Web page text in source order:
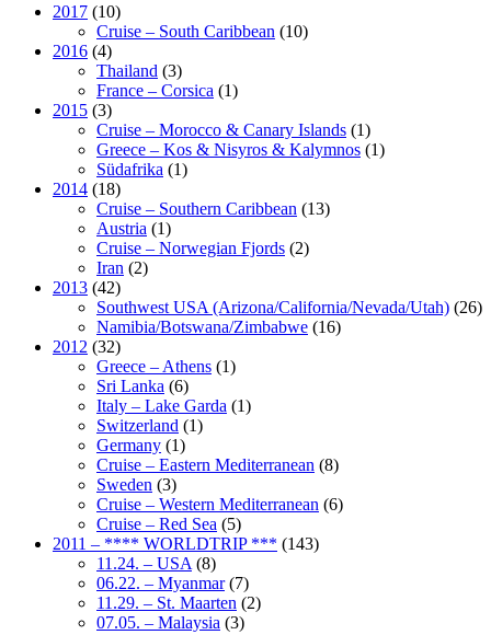
2017 (10)
Cruise – South Caribbean (10)
2016 (4)
Thailand (3)
France – Corsica (1)
2015 (3)
Cruise – Morocco & Canary Islands (1)
Greece – Kos & Nisyros & Kalymnos (1)
Südafrika (1)
2014 (18)
Cruise – Southern Caribbean (13)
Austria (1)
Cruise – Norwegian Fjords (2)
Iran (2)
2013 (42)
Southwest USA (Arizona/California/Nevada/Utah) (26)
Namibia/Botswana/Zimbabwe (16)
2012 (32)
Greece – Athens (1)
Sri Lanka (6)
Italy – Lake Garda (1)
Switzerland (1)
Germany (1)
Cruise – Eastern Mediterranean (8)
Sweden (3)
Cruise – Western Mediterranean (6)
Cruise – Red Sea (5)
2011 – **** WORLDTRIP *** (143)
11.24. – USA (8)
06.22. – Myanmar(7)
11.29. – St. Maarten (2)
07.05. – Malaysia (3)